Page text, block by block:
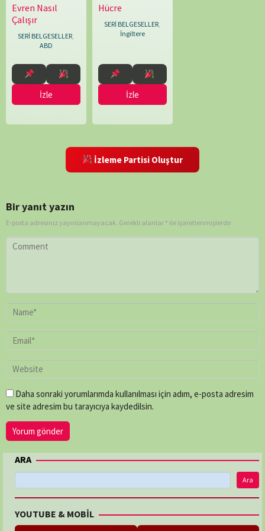
Evren Nasıl
Çalışır
SERİ BELGESELLER
ABD
25.04.2010
Adam
Warner
Alex
Justin
Erik
Dellums,
Say,
Mark
Mike
Peter
Chinn,
Shaun
Trevisick
İzle
Hücre
SERİ BELGESELLER
İngiltere
12.08.2009
Nick
Shoolingin-
Jordan
İzle
İzleme Partisi Oluştur
Bir yanıt yazın
E-posta adresiniz yayınlanmayacak. Gerekli alanlar * ile işaretlenmişlerdir
Daha sonraki yorumlarımda kullanılması için adım, e-posta adresim
ve site adresim bu tarayıcıya kaydedilsin.
ARA
Ara
YOUTUBE & MOBİL